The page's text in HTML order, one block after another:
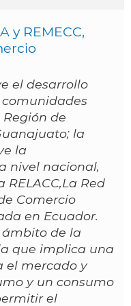
y REMECC,
el desarrollo
de
la
la
nivel nacional,
Red
Comercio
en Ecuador.
ámbito de la
que implica una
el mercado y
y un consumo
el